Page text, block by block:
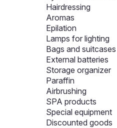
Hairdressing
Aromas
Epilation
Lamps for lighting
Bags and suitcases
External batteries
Storage organizer
Paraffin
Airbrushing
SPA products
Special equipment
Discounted goods